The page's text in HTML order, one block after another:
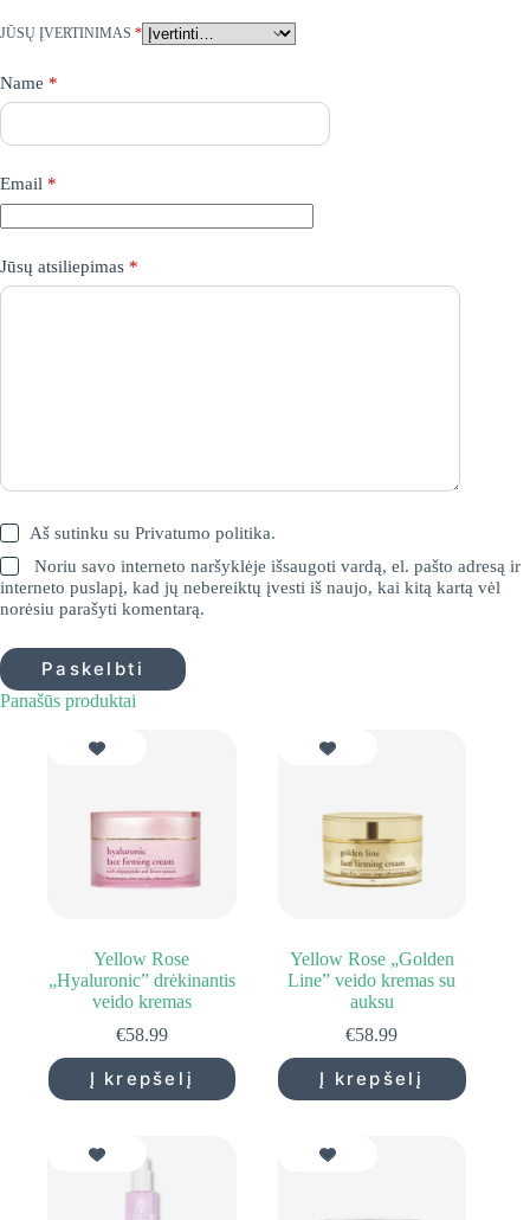
JŪSŲ ĮVERTINIMAS *
Name *
Email *
Jūsų atsiliepimas *
Aš sutinku suPrivatumo politika.
Noriu savo interneto naršyklėje išsaugoti vardą, el. pašto adresą ir
interneto puslapį, kad jų nebereiktų įvesti iš naujo, kai kitą kartą vėl
norėsiu parašyti komentarą.
Paskelbti
Panašūs produktai
Yellow Rose
„Hyaluronic” drėkinantis
veido kremas
€58.99
Į krepšelį
Yellow Rose „Golden
Line” veido kremas su
auksu
€58.99
Į krepšelį